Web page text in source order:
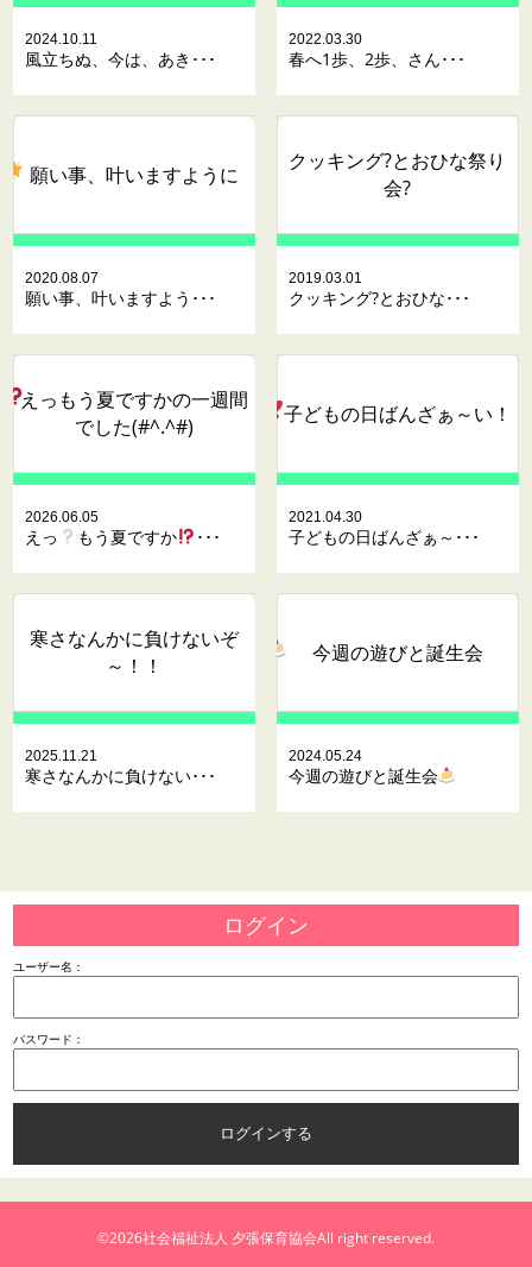
2024.10.11
風立ちぬ、今は、あき･･･
2022.03.30
春へ1歩、2歩、さん･･･
願い事、叶いますように
2020.08.07
願い事、叶いますよう･･･
クッキング?とおひな祭り
会?
2019.03.01
クッキング?とおひな･･･
えっ もう夏ですかの一週間
でした(#^.^#)
2026.06.05
えっ もう夏ですか ･･･
子どもの日ばんざぁ～い ！
2021.04.30
子どもの日ばんざぁ～･･･
寒さなんかに負けないぞ
～！！
2025.11.21
寒さなんかに負けない･･･
今週の遊びと誕生会
2024.05.24
今週の遊びと誕生会
ログイン
ユーザー名：
パスワード：
©2026社会福祉法人 夕張保育協会All right reserved.